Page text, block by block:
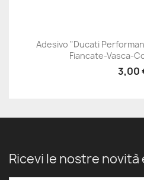
Adesivo "Ducati
Fiancate-Vasca-
3,00
Ricevi le nostre